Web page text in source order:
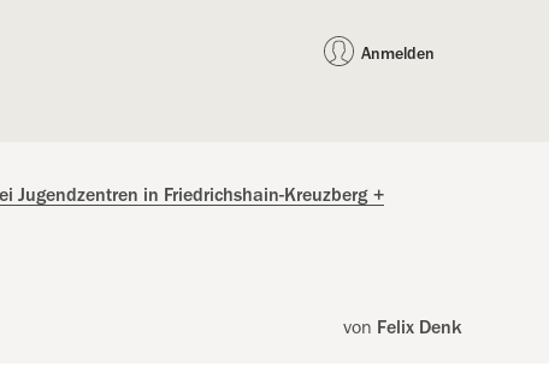
Anmelden
Jugendzentren in Friedrichshain-Kreuzberg +
von Felix Denk